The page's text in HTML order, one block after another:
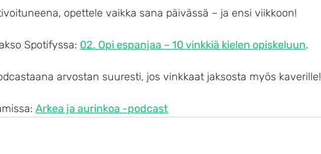
opettele vaikka sana päivässä – ja ensi viikkoon!
Spotifyssa: 02. Opi espanjaa – 10 vinkkiä kielen opiskeluun.
arvostan suuresti, jos vinkkaat jaksosta myös kaverille!
Arkea ja aurinkoa -podcast